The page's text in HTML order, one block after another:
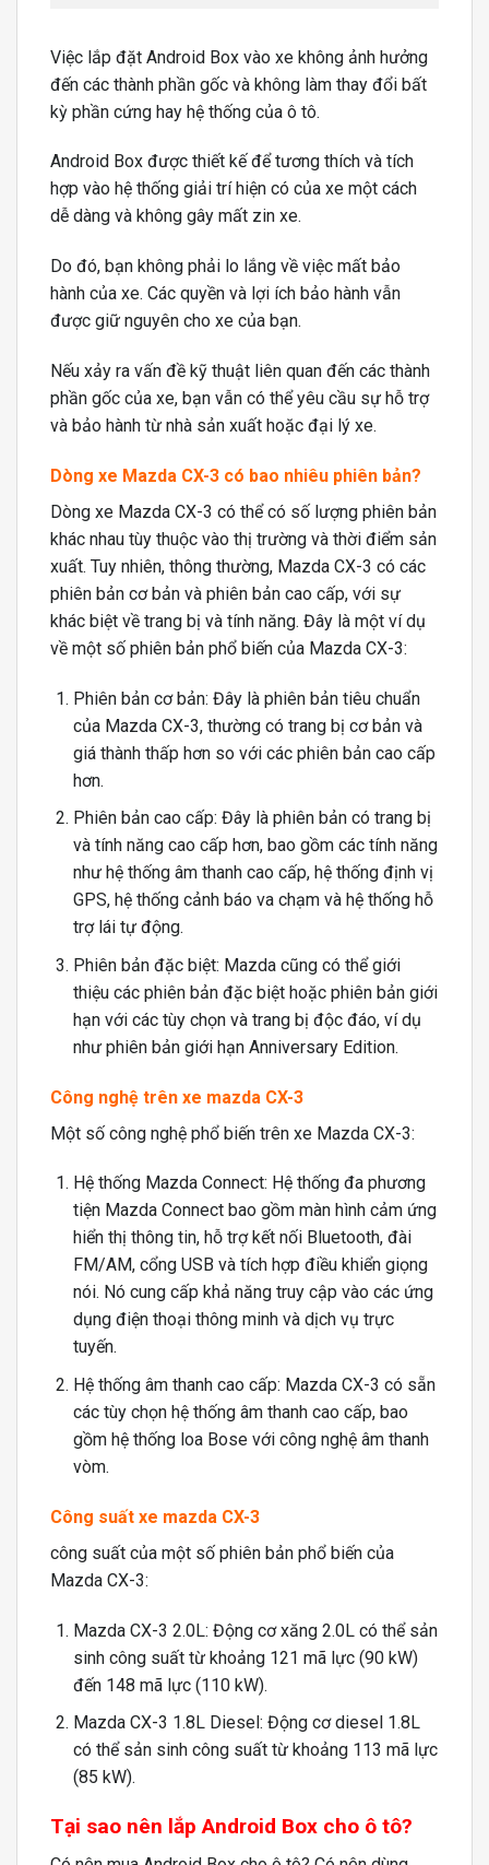
Việc lắp đặt Android Box vào xe không ảnh hưởng
đến các thành phần gốc và không làm thay đổi bất
kỳ phần cứng hay hệ thống của ô tô.
Android Box được thiết kế để tương thích và tích
hợp vào hệ thống giải trí hiện có của xe một cách
dễ dàng và không gây mất zin xe.
Do đó, bạn không phải lo lắng về việc mất bảo
hành của xe. Các quyền và lợi ích bảo hành vẫn
được giữ nguyên cho xe của bạn.
Nếu xảy ra vấn đề kỹ thuật liên quan đến các thành
phần gốc của xe, bạn vẫn có thể yêu cầu sự hỗ trợ
và bảo hành từ nhà sản xuất hoặc đại lý xe.
Dòng xe Mazda CX-3 có bao nhiêu phiên bản?
Dòng xe Mazda CX-3 có thể có số lượng phiên bản
khác nhau tùy thuộc vào thị trường và thời điểm sản
xuất. Tuy nhiên, thông thường, Mazda CX-3 có các
phiên bản cơ bản và phiên bản cao cấp, với sự
khác biệt về trang bị và tính năng. Đây là một ví dụ
về một số phiên bản phổ biến của Mazda CX-3:
Phiên bản cơ bản: Đây là phiên bản tiêu chuẩn
của Mazda CX-3, thường có trang bị cơ bản và
giá thành thấp hơn so với các phiên bản cao cấp
hơn.
Phiên bản cao cấp: Đây là phiên bản có trang bị
và tính năng cao cấp hơn, bao gồm các tính năng
như hệ thống âm thanh cao cấp, hệ thống định vị
GPS, hệ thống cảnh báo va chạm và hệ thống hỗ
trợ lái tự động.
Phiên bản đặc biệt: Mazda cũng có thể giới
thiệu các phiên bản đặc biệt hoặc phiên bản giới
hạn với các tùy chọn và trang bị độc đáo, ví dụ
như phiên bản giới hạn Anniversary Edition.
Công nghệ trên xe mazda CX-3
Một số công nghệ phổ biến trên xe Mazda CX-3:
Hệ thống Mazda Connect: Hệ thống đa phương
tiện Mazda Connect bao gồm màn hình cảm ứng
hiển thị thông tin, hỗ trợ kết nối Bluetooth, đài
FM/AM, cổng USB và tích hợp điều khiển giọng
nói. Nó cung cấp khả năng truy cập vào các ứng
dụng điện thoại thông minh và dịch vụ trực
tuyến.
Hệ thống âm thanh cao cấp: Mazda CX-3 có sẵn
các tùy chọn hệ thống âm thanh cao cấp, bao
gồm hệ thống loa Bose với công nghệ âm thanh
vòm.
Công suất xe mazda CX-3
công suất của một số phiên bản phổ biến của
Mazda CX-3:
Mazda CX-3 2.0L: Động cơ xăng 2.0L có thể sản
sinh công suất từ khoảng 121 mã lực (90 kW)
đến 148 mã lực (110 kW).
Mazda CX-3 1.8L Diesel: Động cơ diesel 1.8L
có thể sản sinh công suất từ khoảng 113 mã lực
(85 kW).
Tại sao nên lắp Android Box cho ô tô?